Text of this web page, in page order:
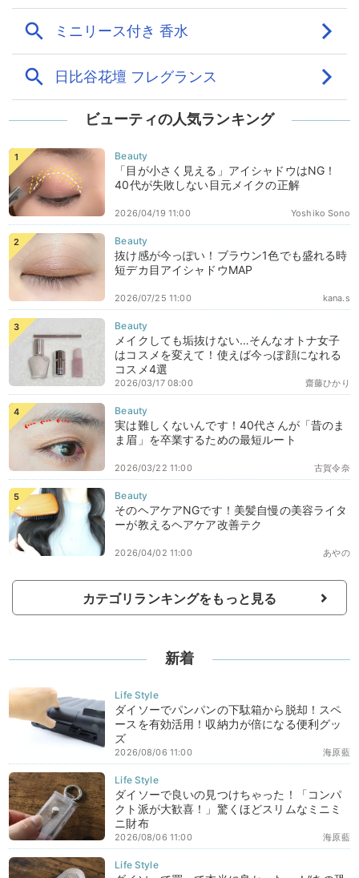
ビューティの人気ランキング
「目が小さく見える」アイシャドウはNG！
40代が失敗しない目元メイクの正解
Yoshiko Sono
2026/04/19 11:00
抜け感が今っぽい！ブラウン1色でも盛れる時
短デカ目アイシャドウMAP
kana.s
2026/07/25 11:00
メイクしても垢抜けない…そんなオトナ女子
はコスメを変えて！使えば今っぽ顔になれる
コスメ4選
齋藤ひかり
2026/03/17 08:00
実は難しくないんです！40代さんが「昔のま
ま眉」を卒業するための最短ルート
古賀令奈
2026/03/22 11:00
そのヘアケアNGです！美髪自慢の美容ライタ
ーが教えるヘアケア改善テク
あやの
2026/04/02 11:00
カテゴリランキングをもっと見る
新着
ダイソーでパンパンの下駄箱から脱却！スペ
ースを有効活用！収納力が倍になる便利グッ
ズ
海原藍
2026/08/06 11:00
ダイソーで良いの見つけちゃった！「コンパ
クト派が大歓喜！」驚くほどスリムなミニミ
ニ財布
海原藍
2026/08/06 11:00